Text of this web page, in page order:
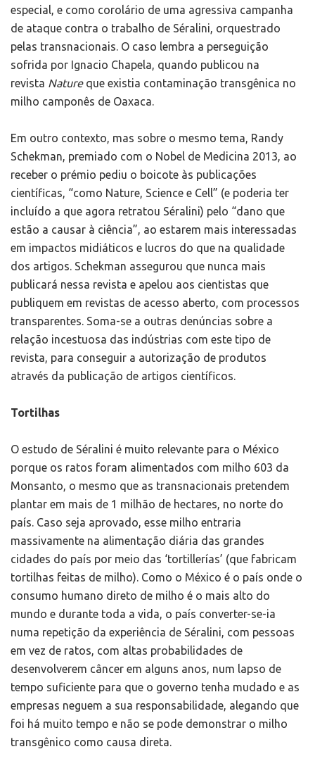
especial, e como corolário de uma agressiva campanha
de ataque contra o trabalho de Séralini, orquestrado
pelas transnacionais. O caso lembra a perseguição
sofrida por Ignacio Chapela, quando publicou na
revista Nature que existia contaminação transgênica no
milho camponês de Oaxaca.
Em outro contexto, mas sobre o mesmo tema, Randy
Schekman, premiado com o Nobel de Medicina 2013, ao
receber o prémio pediu o boicote às publicações
científicas, “como Nature, Science e Cell” (e poderia ter
incluído a que agora retratou Séralini) pelo “dano que
estão a causar à ciência”, ao estarem mais interessadas
em impactos midiáticos e lucros do que na qualidade
dos artigos. Schekman assegurou que nunca mais
publicará nessa revista e apelou aos cientistas que
publiquem em revistas de acesso aberto, com processos
transparentes. Soma-se a outras denúncias sobre a
relação incestuosa das indústrias com este tipo de
revista, para conseguir a autorização de produtos
através da publicação de artigos científicos.
Tortilhas
O estudo de Séralini é muito relevante para o México
porque os ratos foram alimentados com milho 603 da
Monsanto, o mesmo que as transnacionais pretendem
plantar em mais de 1 milhão de hectares, no norte do
país. Caso seja aprovado, esse milho entraria
massivamente na alimentação diária das grandes
cidades do país por meio das ‘tortillerías’ (que fabricam
tortilhas feitas de milho). Como o México é o país onde o
consumo humano direto de milho é o mais alto do
mundo e durante toda a vida, o país converter-se-ia
numa repetição da experiência de Séralini, com pessoas
em vez de ratos, com altas probabilidades de
desenvolverem câncer em alguns anos, num lapso de
tempo suficiente para que o governo tenha mudado e as
empresas neguem a sua responsabilidade, alegando que
foi há muito tempo e não se pode demonstrar o milho
transgênico como causa direta.